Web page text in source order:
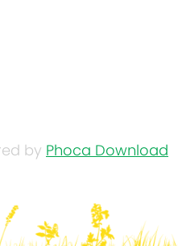
by Phoca Download